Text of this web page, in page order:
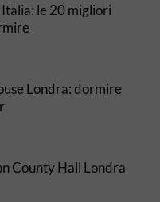
Italia: le 20 migliori
Londra: dormire
County Hall Londra